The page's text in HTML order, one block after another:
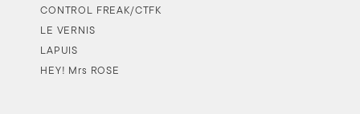
CONTROL FREAK/CTFK
LE VERNIS
LAPUIS
HEY! Mrs ROSE